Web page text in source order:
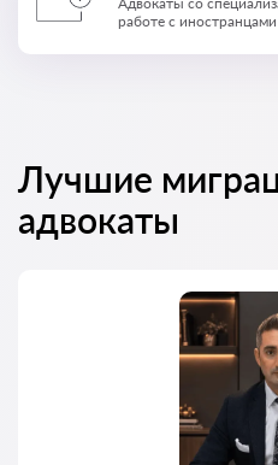
работе с иностранцами
Лучшие
адвокаты